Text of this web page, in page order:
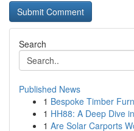
Search
Published News
1 Bespoke Timber
1 HH88: A Deep Dive
1 Are Solar Carports